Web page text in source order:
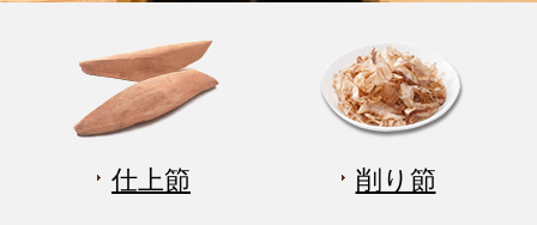
仕上節 削り節